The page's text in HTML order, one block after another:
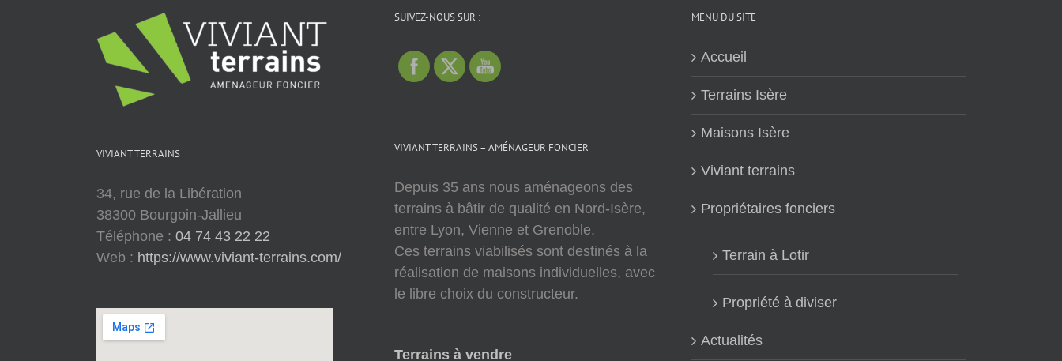
VIVIANT TERRAINS
34, rue de la Libération
38300 Bourgoin-Jallieu
Téléphone : 04 74 43 22 22
Web : https://www.viviant-terrains.com/
SUIVEZ-NOUS SUR :
VIVIANT TERRAINS – AMÉNAGEUR FONCIER
Depuis 35 ans nous aménageons des
terrains à bâtir de qualité en Nord-Isère,
entre Lyon, Vienne et Grenoble.
Ces terrains viabilisés sont destinés à la
réalisation de maisons individuelles, avec
le libre choix du constructeur.
Terrains à vendre
MENU DU SITE
Accueil
Terrains Isère
Maisons Isère
Viviant terrains
Propriétaires fonciers
Terrain à Lotir
Propriété à diviser
Actualités